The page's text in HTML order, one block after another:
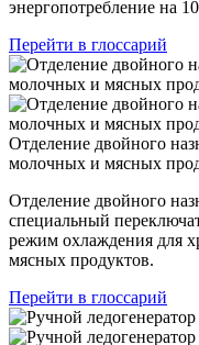
энергопотребление на
Перейти в глоссарий
Отделение двойного
молочных и мясных
Отделение двойного
специальный
режим охлаждения для
мясных продуктов.
Перейти в глоссарий